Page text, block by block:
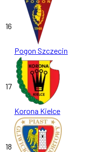
16
Pogon Szczecin
17
Korona Kielce
18